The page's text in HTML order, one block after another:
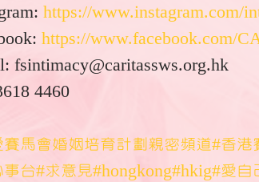
https://www.instagram.com/
https://www.facebook.com/
fsintimacy@caritassws.org.hk
4460
賽馬會婚姻培育計劃親密頻道#香港
事台#求意見#hongkong#hkig#愛自